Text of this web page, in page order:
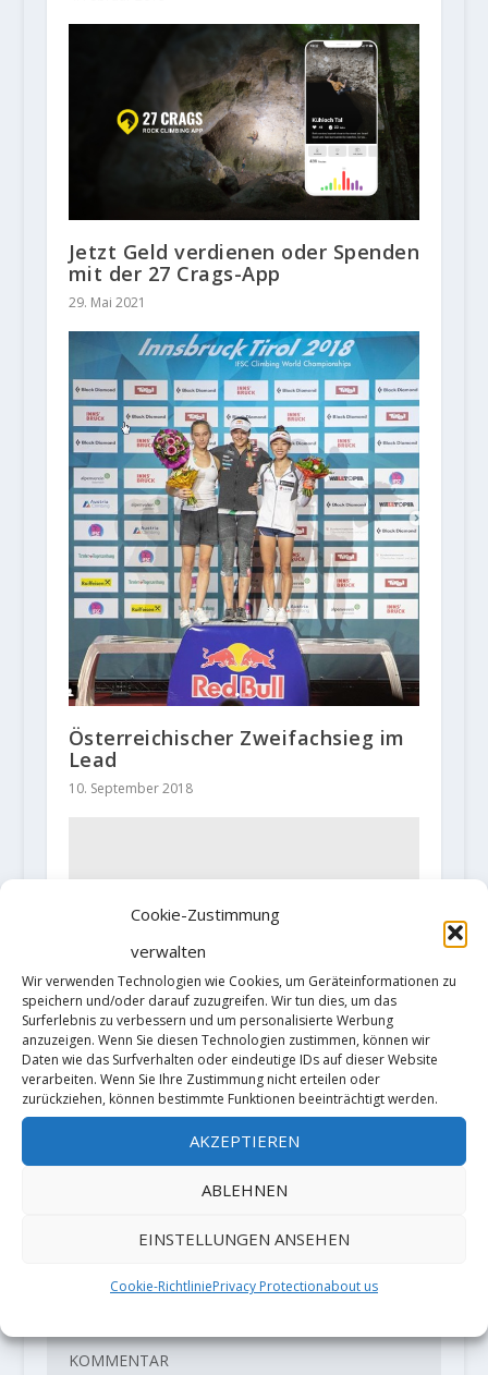
Cookie-Zustimmung
verwalten
Wir verwenden Technologien wie Cookies, um Geräteinformationen zu
speichern und/oder darauf zuzugreifen. Wir tun dies, um das
Surferlebnis zu verbessern und um personalisierte Werbung
anzuzeigen. Wenn Sie diesen Technologien zustimmen, können wir
Daten wie das Surfverhalten oder eindeutige IDs auf dieser Website
verarbeiten. Wenn Sie Ihre Zustimmung nicht erteilen oder
zurückziehen, können bestimmte Funktionen beeinträchtigt werden.
AKZEPTIEREN
ABLEHNEN
EINSTELLUNGEN ANSEHEN
Cookie-RichtliniePrivacy Protectionabout us
Jetzt Geld verdienen oder Spenden
mit der 27 Crags-App
29. Mai 2021
Österreichischer Zweifachsieg im
Lead
10. September 2018
Cathy Wagner wiederholt
„Padrina“ 8a+ in Capçanes
13. Mai 2019
Deine E-Mail-Adresse wird nicht
veröffentlicht. Erforderliche Felder
sind mit*markiert